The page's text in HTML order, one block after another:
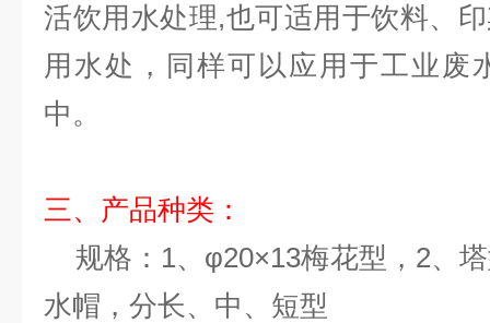
活饮用水处理,也可适用于饮料、
用水处，同样可以应用于工业废
中。
三、产品种类：
规格：1、φ20×13梅花型，2、
水帽，分长、中、短型